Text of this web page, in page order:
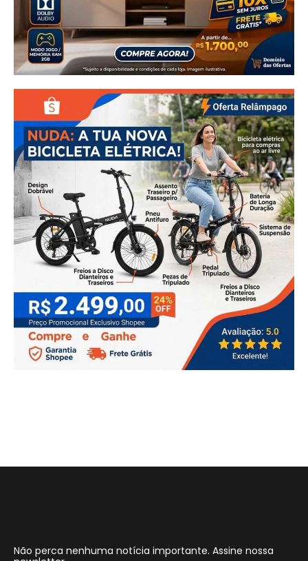
Não perca nenhuma notícia importante. Assine nossa